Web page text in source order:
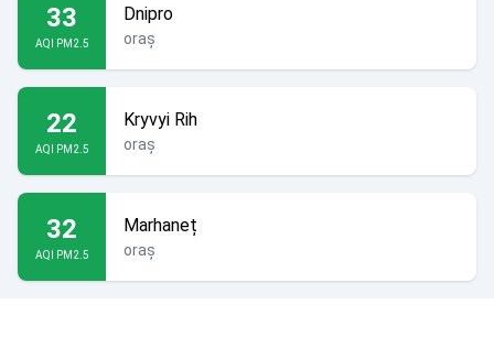
33
AQI PM2.5
Dnipro
oraș
22
AQI PM2.5
Kryvyi Rih
oraș
32
AQI PM2.5
Marhaneț
oraș